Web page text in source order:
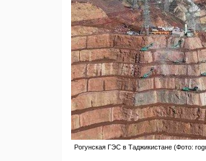
Рогунская ГЭС в Таджикистане (Фото: